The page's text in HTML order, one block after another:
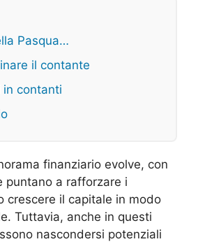
Pasqua…
il contante
in contanti
finanziario evolve, con
puntano a rafforzare i
crescere il capitale in modo
Tuttavia, anche in questi
nascondersi potenziali